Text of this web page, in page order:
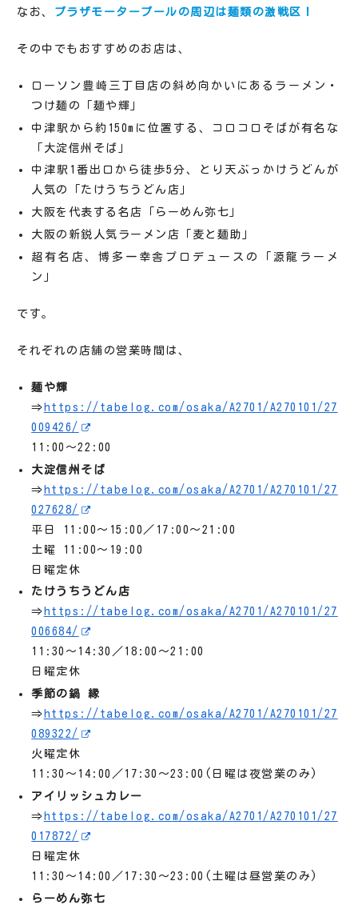
なお、 プラザモータープールの周辺は麺類の激戦区！
その中でもおすすめのお店は、
ローソン豊崎三丁目店の斜め向かいにあるラーメン・
つけ麺の「麺や輝」
中津駅から約150mに位置する、コロコロそばが有名な
「大淀信州そば」
中津駅1番出口から徒歩5分、とり天ぶっかけうどんが
人気の「たけうちうどん店」
大阪を代表する名店「らーめん弥七」
大阪の新鋭人気ラーメン店「麦と麺助」
超有名店、博多一幸舎プロデュースの「源龍ラーメ
ン」
です。
それぞれの店舗の営業時間は、
麺や輝
⇒ https://tabelog.com/osaka/A2701/A270101/27
009426/
11:00～22:00
大淀信州そば
⇒ https://tabelog.com/osaka/A2701/A270101/27
027628/
平日 11:00～15:00／17:00～21:00
土曜 11:00～19:00
日曜定休
たけうちうどん店
⇒ https://tabelog.com/osaka/A2701/A270101/27
006684/
11:30～14:30／18:00～21:00
日曜定休
季節の鍋 縁
⇒ https://tabelog.com/osaka/A2701/A270101/27
089322/
火曜定休
11:30～14:00／17:30～23:00(日曜は夜営業のみ)
アイリッシュカレー
⇒ https://tabelog.com/osaka/A2701/A270101/27
017872/
日曜定休
11:30～14:00／17:30～23:00(土曜は昼営業のみ)
らーめん弥七